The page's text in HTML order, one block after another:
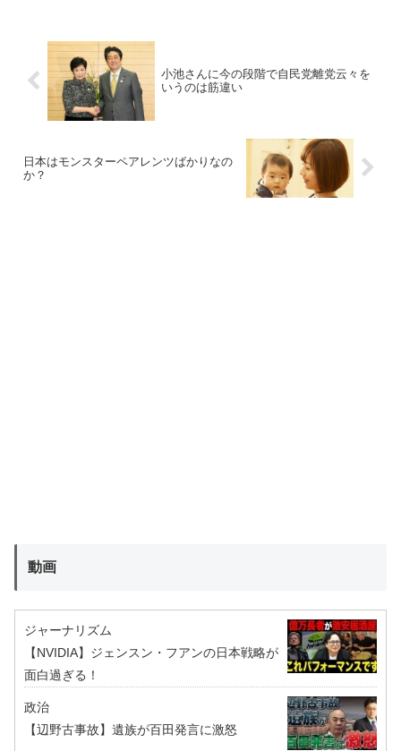
小池さんに今の段階で自民党離党云々を
いうのは筋違い
日本はモンスターペアレンツばかりなの
か？
動画
ジャーナリズム
【NVIDIA】ジェンスン・フアンの日本戦略が
面白過ぎる！
政治
【辺野古事故】遺族が百田発言に激怒